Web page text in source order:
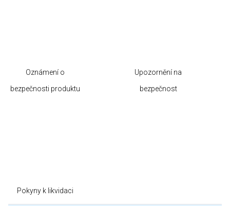
Oznámení o
bezpečnosti produktu
Upozornění na
bezpečnost
Pokyny k likvidaci